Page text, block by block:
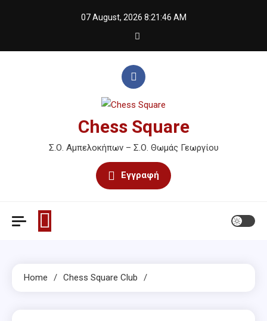
07 August, 2026 8:21:46 AM
Chess Square
Σ.Ο. Αμπελοκήπων – Σ.Ο. Θωμάς Γεωργίου
Εγγραφή
Home Chess Square Club